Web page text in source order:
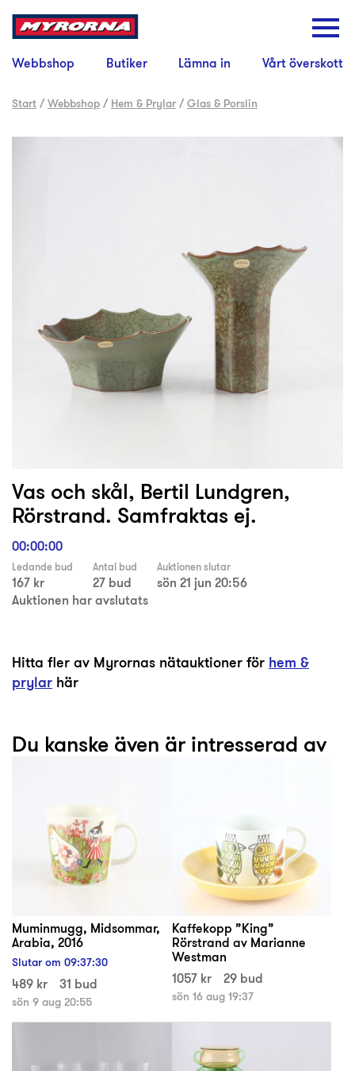
Webbshop Butiker Lämna in Vårt överskott
Start /Webbshop / Hem & Prylar /Glas & Porslin
Vas och skål, Bertil Lundgren,
Rörstrand. Samfraktas ej.
00:00:00
Ledande bud
167 kr
Antal bud
27 bud
Auktionen slutar
sön 21 jun 20:56
Auktionen har avslutats
Hitta fler av Myrornas nätauktioner för hem &
prylar här
Du kanske även är intresserad av
Muminmugg, Midsommar,
Arabia, 2016
Slutar om 09:37:29
489 kr 31 bud
sön 9 aug 20:55
Kaffekopp ”King”
Rörstrand av Marianne
Westman
1057 kr
29 bud
sön 16 aug 19:37